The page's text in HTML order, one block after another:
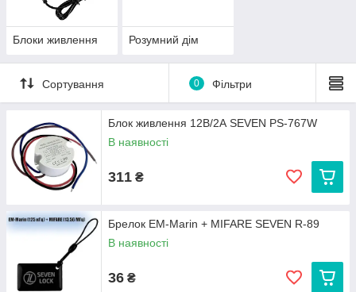
Блоки живлення Розумний дім
Сортування 0 Фільтри
Блок живлення 12В/2А SEVEN PS-767W
В наявності
311 ₴
Брелок EM-Marin + MIFARE SEVEN R-89
В наявності
36 ₴